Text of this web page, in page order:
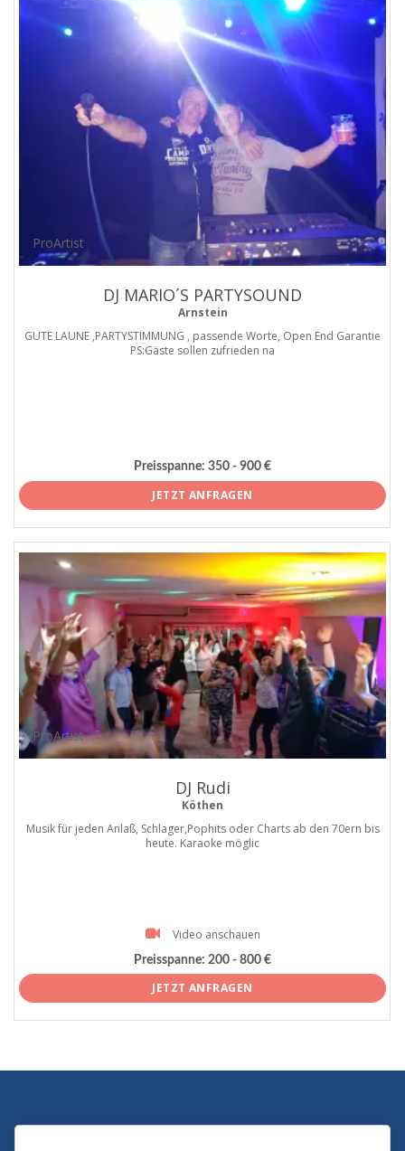
ProArtist
DJ MARIO´S PARTYSOUND
Arnstein
GUTE LAUNE ,PARTYSTIMMUNG , passende Worte, Open End Garantie
PS:Gäste sollen zufrieden na
Preisspanne: 350 - 900 €
JETZT ANFRAGEN
ProArtist
DJ Rudi
Köthen
Musik für jeden Anlaß, Schlager,Pophits oder Charts ab den 70ern bis
heute. Karaoke möglic
Video anschauen
Preisspanne: 200 - 800 €
JETZT ANFRAGEN